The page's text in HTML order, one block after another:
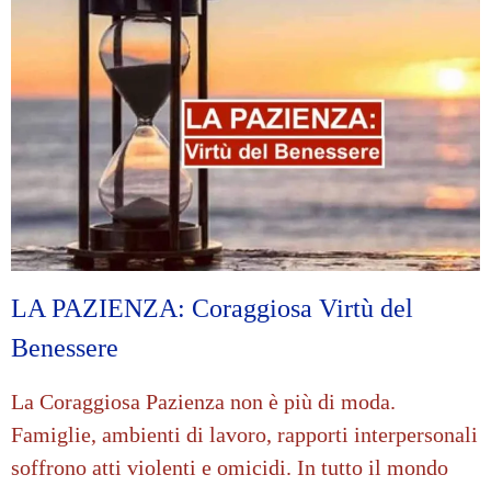
LA PAZIENZA: Coraggiosa Virtù del
Benessere
La Coraggiosa Pazienza non è più di moda.
Famiglie, ambienti di lavoro, rapporti interpersonali
soffrono atti violenti e omicidi. In tutto il mondo